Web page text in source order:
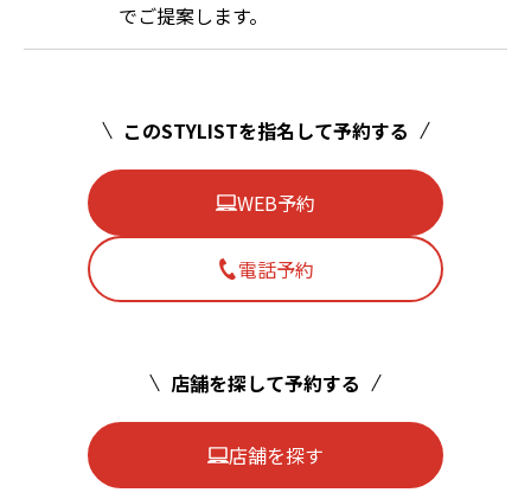
でご提案します。
このSTYLISTを指名して予約する
WEB予約
電話予約
店舗を探して予約する
店舗を探す